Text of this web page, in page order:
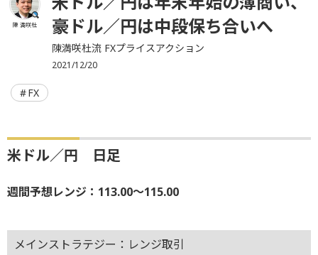
陳 満咲杜
豪ドル／円は中段保ち合いへ
陳満咲杜流 FXプライスアクション
2021/12/20
FX
米ドル／円 日足
週間予想レンジ：113.00～115.00
メインストラテジー：レンジ取引